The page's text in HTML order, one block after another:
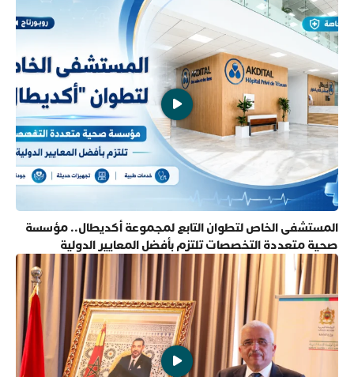
المستشفى الخاص لتطوان التابع لمجموعة أكديطال.. مؤسسة
صحية متعددة التخصصات تلتزم بأفضل المعايير الدولية